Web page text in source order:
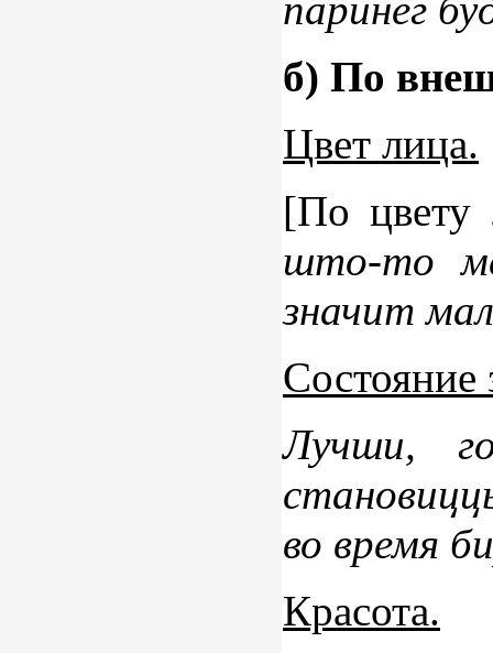
б) По
Цвет лица.
[По цвету
што-то
значит
Состояние
Лучши,
во время
Красота.